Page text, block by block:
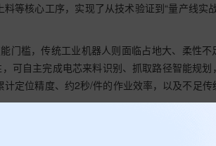
等核心工序，实现了从技术验证到“量产线实
门槛，传统工业机器人则面临占地大、柔性不
可自主完成电芯来料识别、抓取路径智能规划
定位精度、约2秒/件的作业效率，以及不足传